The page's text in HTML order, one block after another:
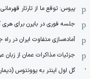
پیوس: توقع ما از تارتار
جلسه فوری در بایرن برای هری
آماده‌سازی متفاوت ایران در
جزئیات مذاکرات عمان از زبان
گل اول اینتر به یوونتوس